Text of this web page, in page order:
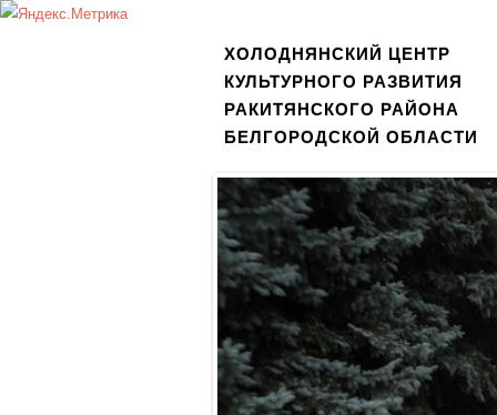
ХОЛОДНЯНСКИЙ ЦЕНТР
КУЛЬТУРНОГО РАЗВИТИЯ
РАКИТЯНСКОГО РАЙОНА
БЕЛГОРОДСКОЙ ОБЛАСТИ